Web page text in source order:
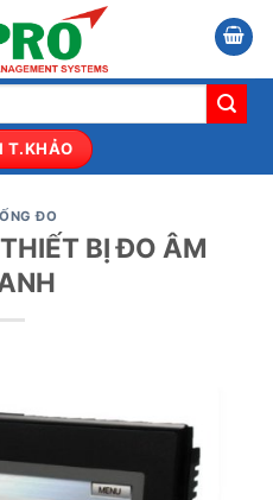
T.KHẢO
ĐO
BỊ ĐO ÂM